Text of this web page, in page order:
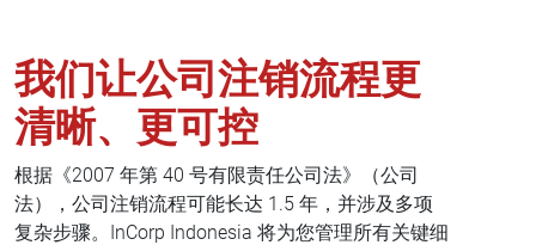
我们让公司注销流程更
清晰、更可控
根据《2007 年第 40 号有限责任公司法》（公司
法），公司注销流程可能长达 1.5 年，并涉及多项
复杂步骤。InCorp Indonesia 将为您管理所有关键细